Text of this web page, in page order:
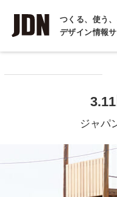
つくる、使う
デザイン情報
INTERVIEW
インタビュー
COLUMNジャパ